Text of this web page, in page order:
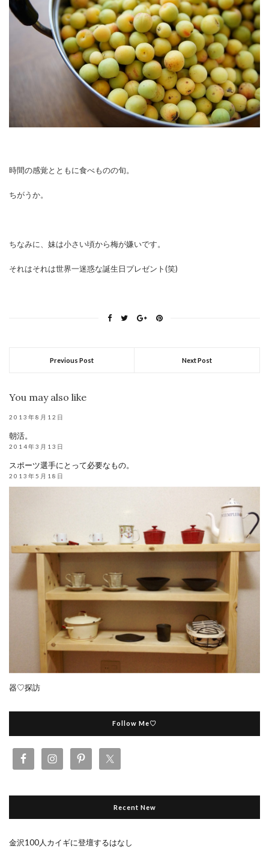
時間の感覚とともに食べものの旬。
ちがうか。
ちなみに、妹は小さい頃から梅が嫌いです。
それはそれは世界一迷惑な誕生日プレゼント(笑)
Previous Post Next Post
You may also like
2013年8月12日
朝活。
2014年3月13日
スポーツ選手にとって必要なもの。
2013年5月18日
器♡探訪
Follow Me♡
Recent New
金沢100人カイギに登壇するはなし